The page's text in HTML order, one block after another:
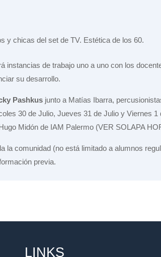
y chicas del set de TV. Estética de los 60.
instancias de trabajo uno a uno con los
su desarrollo.
Pashkus junto a Matías Ibarra,
30 de Julio, Jueves 31 de Julio y Viernes 1
Midón de IAM Palermo (VER SOLAPA
la comunidad (no está limitado a alumnos
previa.
LINKS